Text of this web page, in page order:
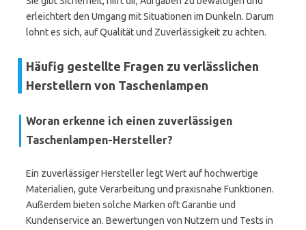
erleichtert den Umgang mit Situationen im Dunkeln. Darum
lohnt es sich, auf Qualität und Zuverlässigkeit zu achten.
Häufig gestellte Fragen zu verlässlichen
Herstellern von Taschenlampen
Woran erkenne ich einen zuverlässigen
Taschenlampen-Hersteller?
Ein zuverlässiger Hersteller legt Wert auf hochwertige
Materialien, gute Verarbeitung und praxisnahe Funktionen.
Außerdem bieten solche Marken oft Garantie und
Kundenservice an. Bewertungen von Nutzern und Tests in